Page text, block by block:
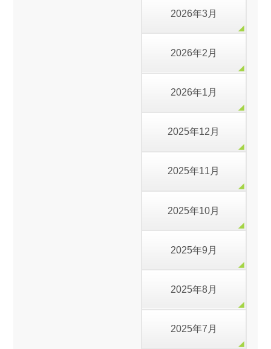
2026年3月
2026年2月
2026年1月
2025年12月
2025年11月
2025年10月
2025年9月
2025年8月
2025年7月